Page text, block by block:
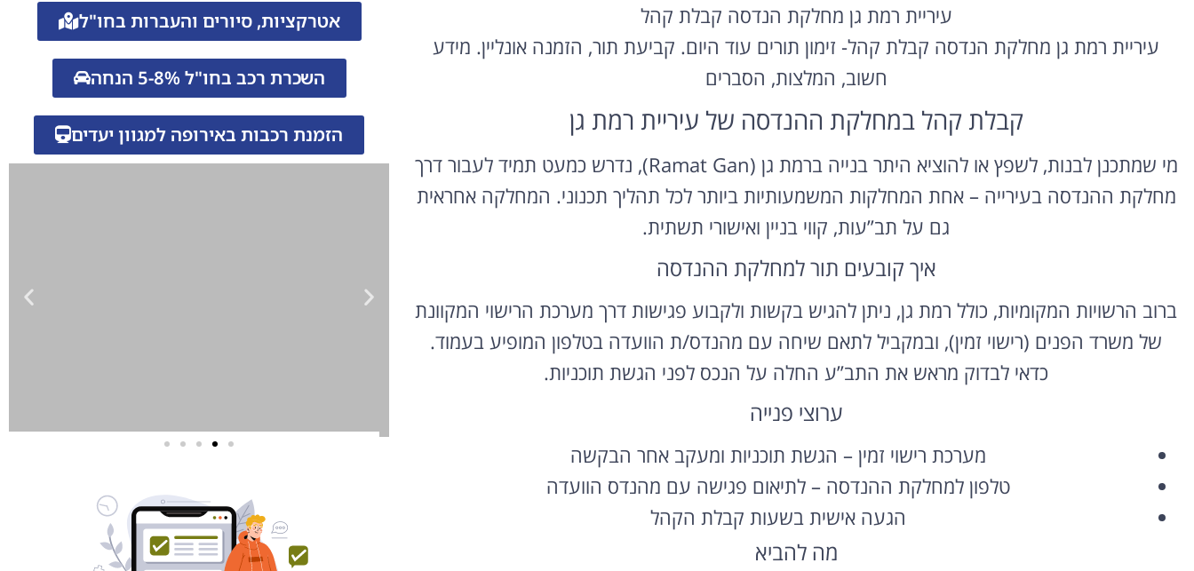
עיריית רמת גן מחלקת הנדסה קבלת קהל
עיריית רמת גן מחלקת הנדסה קבלת קהל- זימון תורים עוד היום. קביעת תור, הזמנה אונליין. מידע
חשוב, המלצות, הסברים
קבלת קהל במחלקת ההנדסה של עיריית רמת גן
מי שמתכנן לבנות, לשפץ או להוציא היתר בנייה ברמת גן (Ramat Gan), נדרש כמעט תמיד לעבור דרך
מחלקת ההנדסה בעירייה – אחת המחלקות המשמעותיות ביותר לכל תהליך תכנוני. המחלקה אחראית
גם על תב”עות, קווי בניין ואישורי תשתית.
איך קובעים תור למחלקת ההנדסה
ברוב הרשויות המקומיות, כולל רמת גן, ניתן להגיש בקשות ולקבוע פגישות דרך מערכת הרישוי המקוונת
של משרד הפנים (רישוי זמין), ובמקביל לתאם שיחה עם מהנדס/ת הוועדה בטלפון המופיע בעמוד.
כדאי לבדוק מראש את התב”ע החלה על הנכס לפני הגשת תוכניות.
ערוצי פנייה
מערכת רישוי זמין – הגשת תוכניות ומעקב אחר הבקשה
טלפון למחלקת ההנדסה – לתיאום פגישה עם מהנדס הוועדה
הגעה אישית בשעות קבלת הקהל
מה להביא
אטרקציות, סיורים והעברות בחו"ל
השכרת רכב בחו"ל 5-8% הנחה
הזמנת רכבות באירופה למגוון יעדים
השכרת רכב
רוצה להקליט
פודקאסט?
שירותי פרסום
וקידום
באינטרנט